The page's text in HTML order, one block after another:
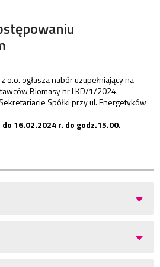
o.o. ogłasza nabór uzupełniający na
Biomasy nr LKD/1/2024.
Spółki przy ul. Energetyków
16.02.2024 r. do godz.15.00.